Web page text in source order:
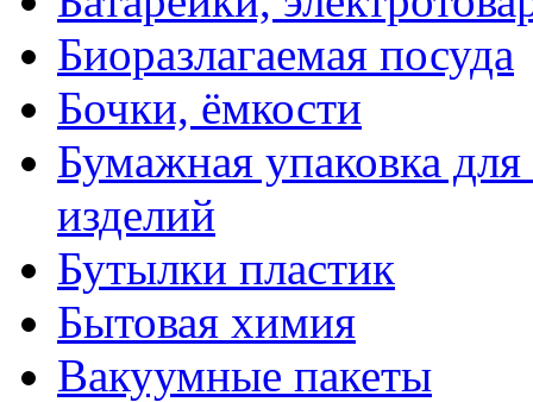
Биоразлагаемая посуда
Бочки, ёмкости
Бумажная упаковка
изделий
Бутылки пластик
Бытовая химия
Вакуумные пакеты